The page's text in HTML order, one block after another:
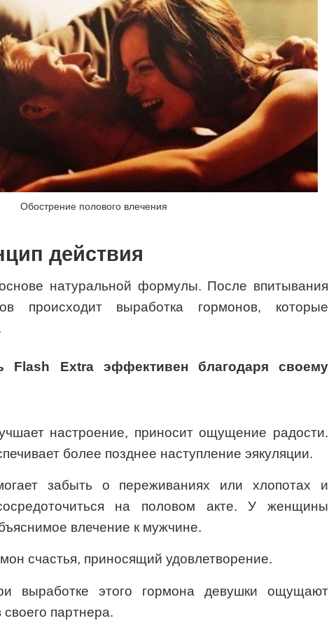
Обострение полового влечения
действия
натуральной формулы. После впитывания
происходит выработка гормонов, которые
Flash Extra эффективен благодаря своему
настроение, приносит ощущение радости.
более позднее наступление эякуляции.
забыть о переживаниях или хлопотах и
на половом акте. У женщины
влечение к мужчине.
счастья, приносящий удовлетворение.
выработке этого гормона девушки ощущают
партнера.